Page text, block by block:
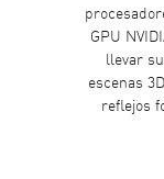
GPU
llevar
escenas
reflejos